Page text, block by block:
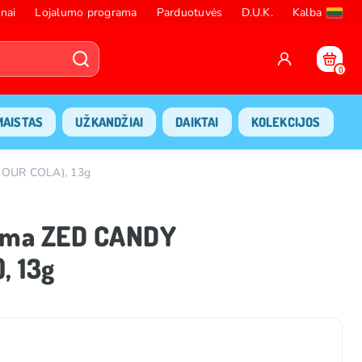
Lojalumo programa Parduotuvės D.U.K. Kalba
0
UŽKANDŽIAI DAIKTAI KOLEKCIJOS
COLA), 13g
ZED CANDY
13g